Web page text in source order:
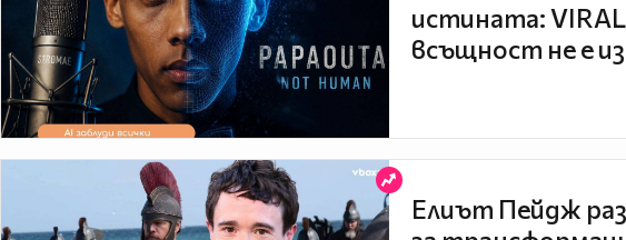
истината:
всъщност не е
Елиът Пейдж